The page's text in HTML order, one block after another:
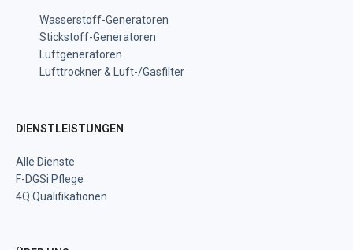
Wasserstoff-Generatoren
Stickstoff-Generatoren
Luftgeneratoren
Lufttrockner & Luft-/Gasfilter
DIENSTLEISTUNGEN
Alle Dienste
F-DGSi Pflege
4Q Qualifikationen